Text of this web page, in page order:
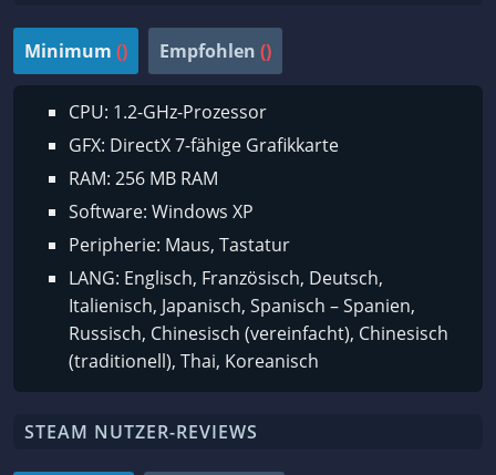
Minimum () Empfohlen ()
CPU: 1.2-GHz-Prozessor
GFX: DirectX 7-fähige Grafikkarte
RAM: 256 MB RAM
Software: Windows XP
Peripherie: Maus, Tastatur
LANG: Englisch, Französisch, Deutsch,
Italienisch, Japanisch, Spanisch – Spanien,
Russisch, Chinesisch (vereinfacht), Chinesisch
(traditionell), Thai, Koreanisch
STEAM NUTZER-REVIEWS